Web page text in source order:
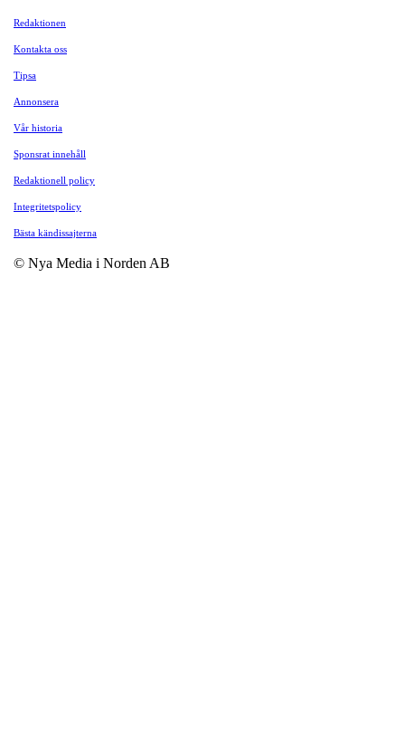
Redaktionen
Kontakta oss
Tipsa
Annonsera
Vår historia
Sponsrat innehåll
Redaktionell policy
Integritetspolicy
Bästa kändissajterna
© Nya Media i Norden AB